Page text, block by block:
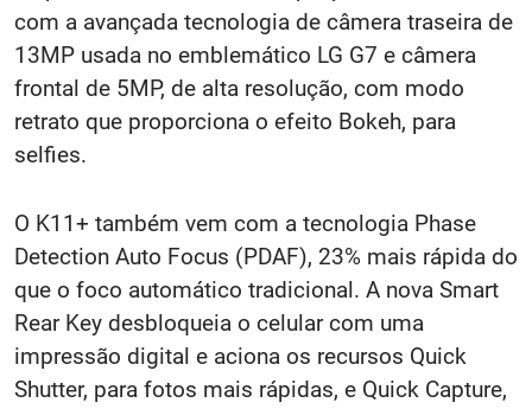
com a avançada tecnologia de câmera traseira de
13MP usada no emblemático LG G7 e câmera
frontal de 5MP, de alta resolução, com modo
retrato que proporciona o efeito Bokeh, para
selfies.
O K11+ também vem com a tecnologia Phase
Detection Auto Focus (PDAF), 23% mais rápida do
que o foco automático tradicional. A nova Smart
Rear Key desbloqueia o celular com uma
impressão digital e aciona os recursos Quick
Shutter, para fotos mais rápidas, e Quick Capture,